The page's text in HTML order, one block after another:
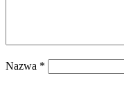
Nazwa *